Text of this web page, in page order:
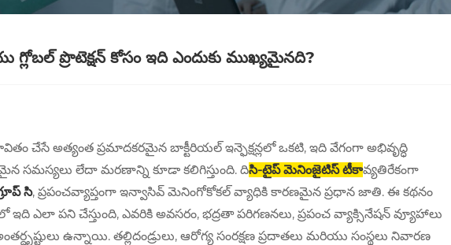
ప్రొటెక్షన్ కోసం ఇది ఎందుకు ముఖ్యమైనది?
చేసే అత్యంత ప్రమాదకరమైన బాక్టీరియల్ ఇన్ఫెక్షన్లలో ఒకటి, ఇది వేగంగా అభివృద్ధి
సమస్యలు లేదా మరణాన్ని కూడా కలిగిస్తుంది. దిసి-టైప్ మెనింజైటిస్ టీకావ్యతిరేకంగా
సి, ప్రపంచవ్యాప్తంగా ఇన్వాసివ్ మెనింగోకోకల్ వ్యాధికి కారణమైన ప్రధాన జాతి. ఈ కథనం
ఇది ఎలా పని చేస్తుంది, ఎవరికి అవసరం, భద్రతా పరిగణనలు, ప్రపంచ వ్యాక్సినేషన్ వ్యూహాలు
ఉన్నాయి. తల్లిదండ్రులు, ఆరోగ్య సంరక్షణ ప్రదాతలు మరియు సంస్థలు నివారణ